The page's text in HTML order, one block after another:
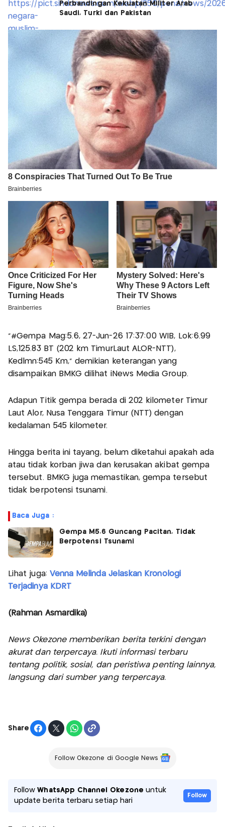
Perbandingan Kekuatan Militer Arab
Saudi, Turki dan Pakistan
“#Gempa Mag:5.6, 27-Jun-26 17:37:00 WIB, Lok:6.99
LS,125.83 BT (202 km TimurLaut ALOR-NTT),
Kedlmn:545 Km,” demikian keterangan yang
disampaikan BMKG dilihat iNews Media Group.
Adapun Titik gempa berada di 202 kilometer Timur
Laut Alor, Nusa Tenggara Timur (NTT) dengan
kedalaman 545 kilometer.
Hingga berita ini tayang, belum diketahui apakah ada
atau tidak korban jiwa dan kerusakan akibat gempa
tersebut. BMKG juga memastikan, gempa tersebut
tidak berpotensi tsunami.
Baca Juga :
Gempa M5.6 Guncang Pacitan, Tidak
Berpotensi Tsunami
Lihat juga: Venna Melinda Jelaskan Kronologi
Terjadinya KDRT
(Rahman Asmardika)
News Okezone memberikan berita terkini dengan
akurat dan terpercaya. Ikuti informasi terbaru
tentang politik, sosial, dan peristiwa penting lainnya,
langsung dari sumber yang terpercaya.
Share
Follow Okezone di Google News
FollowWhatsApp Channel Okezone untuk
update berita terbaru setiap hari
Follow